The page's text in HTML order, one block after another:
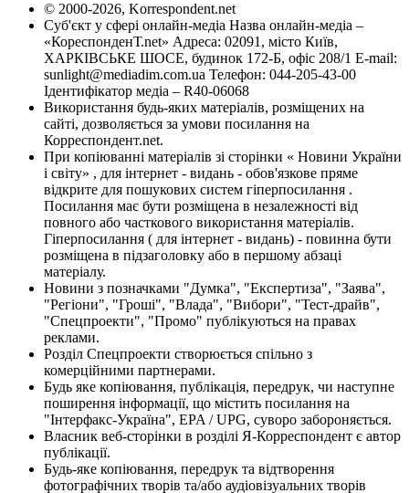
© 2000-2026, Korrespondent.net
Суб'єкт у сфері онлайн-медіа Назва онлайн-медіа –
«КореспонденТ.net» Адреса: 02091, місто Київ,
ХАРКІВСЬКЕ ШОСЕ, будинок 172-Б, офіс 208/1 E-mail:
sunlight@mediadim.com.ua Телефон: 044-205-43-00
Ідентифікатор медіа – R40-06068
Використання будь-яких матеріалів, розміщених на
сайті, дозволяється за умови посилання на
Корреспондент.net.
При копіюванні матеріалів зі сторінки « Новини України
і світу» , для інтернет - видань - обов'язкове пряме
відкрите для пошукових систем гіперпосилання .
Посилання має бути розміщена в незалежності від
повного або часткового використання матеріалів.
Гіперпосилання ( для інтернет - видань) - повинна бути
розміщена в підзаголовку або в першому абзаці
матеріалу.
Новини з позначками "Думка", "Експертиза", "Заява",
"Регіони", "Гроші", "Влада", "Вибори", "Тест-драйв",
"Спецпроекти", "Промо" публікуються на правах
реклами.
Розділ Спецпроекти створюється спільно з
комерційними партнерами.
Будь яке копіювання, публікація, передрук, чи наступне
поширення інформації, що містить посилання на
"Інтерфакс-Україна", EPA / UPG, суворо забороняється.
Власник веб-сторінки в розділі Я-Корреспондент є автор
публікації.
Будь-яке копіювання, передрук та відтворення
фотографічних творів та/або аудіовізуальних творів